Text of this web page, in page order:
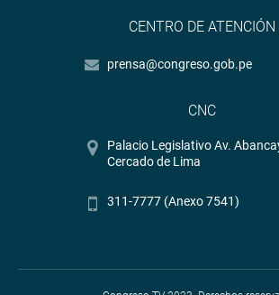
CENTRO DE ATENCIÓN
prensa@congreso.gob.pe
CNC
Palacio Legislativo Av.
Cercado de Lima
311-7777 (Anexo 7541)